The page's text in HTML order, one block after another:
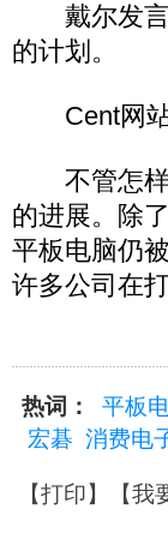
戴尔发言
的计划。
Cent网站
不管怎样
的进展。除
平板电脑仍
许多公司在
热词： 平板
宏碁 消费电
【打印】【我